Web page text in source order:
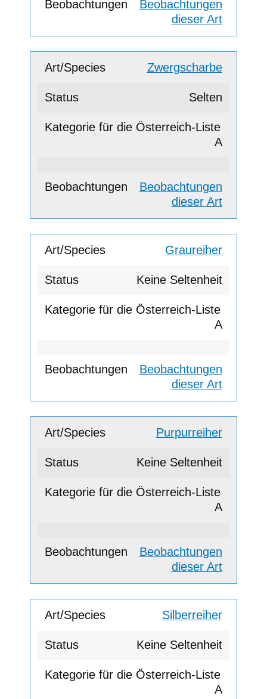
Beobachtungen
dieser Art
Zwergscharbe
Selten
A
Beobachtungen
dieser Art
Graureiher
Keine Seltenheit
A
Beobachtungen
dieser Art
Purpurreiher
Keine Seltenheit
A
Beobachtungen
dieser Art
Silberreiher
Keine Seltenheit
A